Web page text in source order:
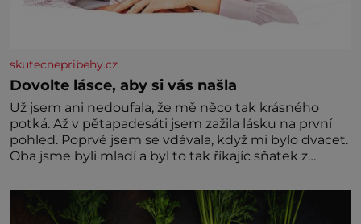
skutecnepribehy.cz
Dovolte lásce, aby si vás našla
Už jsem ani nedoufala, že mě něco tak krásného
potká. Až v pětapadesáti jsem zažila lásku na první
pohled. Poprvé jsem se vdávala, když mi bylo dvacet.
Oba jsme byli mladí a byl to tak říkajíc sňatek z
zaopatřený mladý muž. Manželství nám oběma moc
nesvědčilo, brzy jsme zjistili, že